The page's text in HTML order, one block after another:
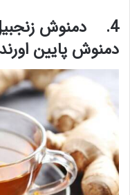
4.
دمنوش
دمنوش پایین